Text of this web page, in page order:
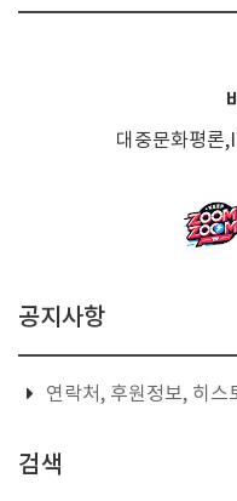
대중문화평론
공지사항
연락처, 후원정보, 히스
검색